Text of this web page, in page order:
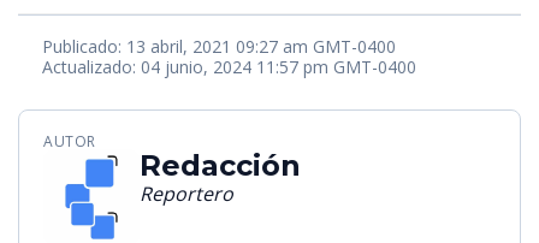
Publicado: 13 abril, 2021 09:27 am GMT-0400
Actualizado: 04 junio, 2024 11:57 pm GMT-0400
AUTOR
Redacción
Reportero